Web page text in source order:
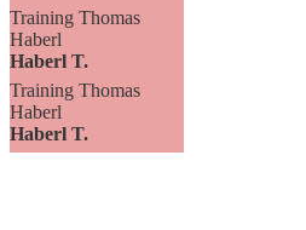
Training Thomas
Haberl
Haberl T.
Training Thomas
Haberl
Haberl T.